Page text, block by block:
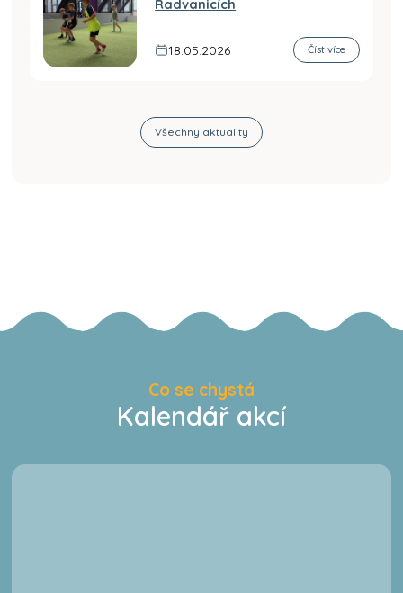
Radvanicích
18.05.2026 Číst více
Všechny aktuality
Co se chystá
Kalendář akcí